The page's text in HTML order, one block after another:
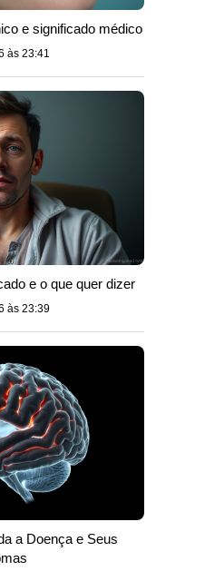
e significado médico
às 23:41
e o que quer dizer
às 23:39
a Doença e Seus